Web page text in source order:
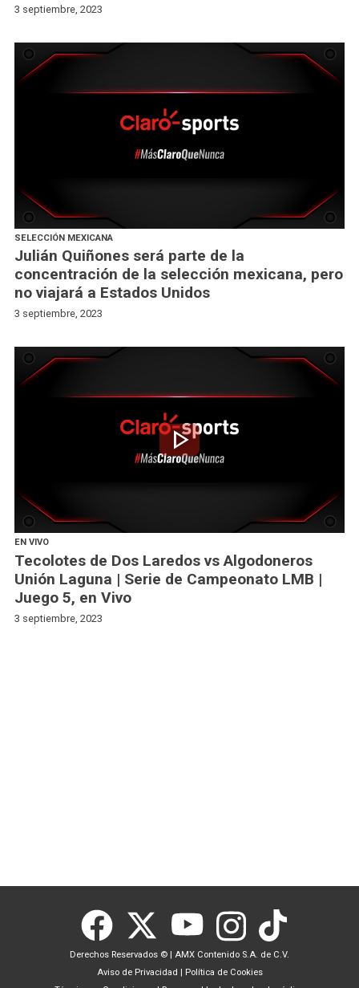
3 septiembre, 2023
SELECCIÓN MEXICANA
Julián Quiñones será parte de la
concentración de la selección mexicana, pero
no viajará a Estados Unidos
3 septiembre, 2023
play_arrow
EN VIVO
Tecolotes de Dos Laredos vs Algodoneros
Unión Laguna | Serie de Campeonato LMB |
Juego 5, en Vivo
3 septiembre, 2023
Derechos Reservados ©
AMX Contenido S.A. de C.V.
Aviso de Privacidad
Política de Cookies